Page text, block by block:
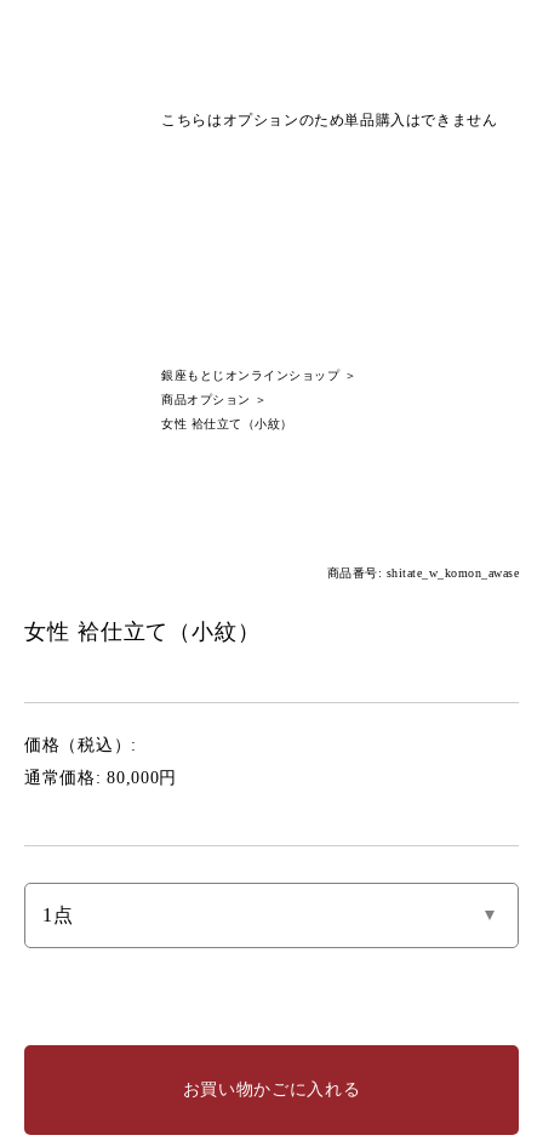
こちらはオプションのため単品購入はできません
銀座もとじオンラインショップ＞
商品オプション
＞
女性 袷仕立て（小紋）
商品番号: shitate_w_komon_awase
女性 袷仕立て（小紋）
価格（税込）:
通常価格: 80,000円
お買い物かごに入れる